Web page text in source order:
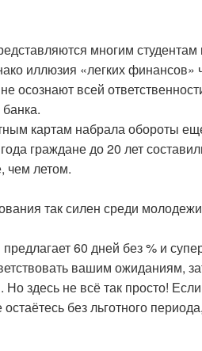
многим студентам
иллюзия «легких финансов»
всей
картам набрала обороты
граждане до 20 лет
чем летом.
так силен среди
60 дней без % и
вашим ожиданиям,
здесь не всё так просто!
без льготного